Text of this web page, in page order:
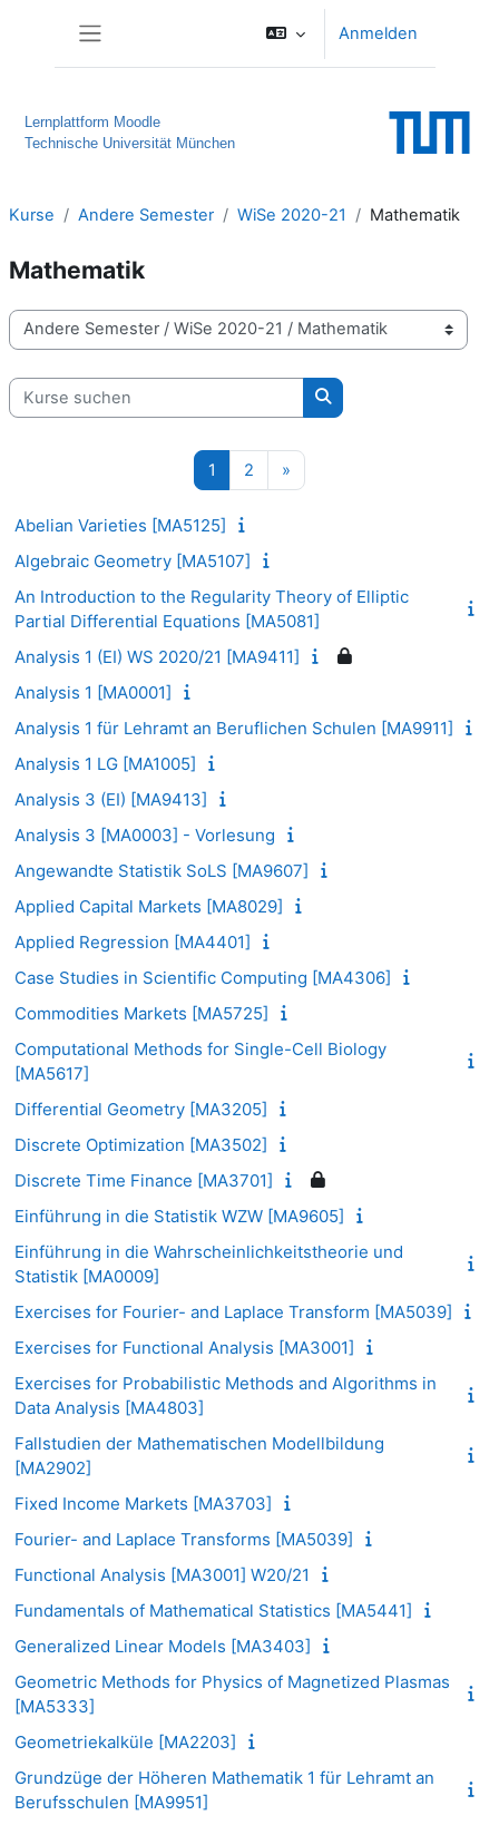
Anmelden
Lernplattform Moodle
Technische Universität München
Kurse Andere Semester WiSe 2020-21 Mathematik
Mathematik
Kursbereiche
Kurse suchen
Kurse suchen
1 Seite 1
2 Seite 2
»
Abelian Varieties [MA5125]
Algebraic Geometry [MA5107]
An Introduction to the Regularity Theory of Elliptic
Partial Differential Equations [MA5081]
Analysis 1 (EI) WS 2020/21 [MA9411]
Analysis 1 [MA0001]
Analysis 1 für Lehramt an Beruflichen Schulen [MA9911]
Analysis 1 LG [MA1005]
Analysis 3 (EI) [MA9413]
Analysis 3 [MA0003] - Vorlesung
Angewandte Statistik SoLS [MA9607]
Applied Capital Markets [MA8029]
Applied Regression [MA4401]
Case Studies in Scientific Computing [MA4306]
Commodities Markets [MA5725]
Computational Methods for Single-Cell Biology
[MA5617]
Differential Geometry [MA3205]
Discrete Optimization [MA3502]
Discrete Time Finance [MA3701]
Einführung in die Statistik WZW [MA9605]
Einführung in die Wahrscheinlichkeitstheorie und
Statistik [MA0009]
Exercises for Fourier- and Laplace Transform [MA5039]
Exercises for Functional Analysis [MA3001]
Exercises for Probabilistic Methods and Algorithms in
Data Analysis [MA4803]
Fallstudien der Mathematischen Modellbildung
[MA2902]
Fixed Income Markets [MA3703]
Fourier- and Laplace Transforms [MA5039]
Functional Analysis [MA3001] W20/21
Fundamentals of Mathematical Statistics [MA5441]
Generalized Linear Models [MA3403]
Geometric Methods for Physics of Magnetized Plasmas
[MA5333]
Geometriekalküle [MA2203]
Grundzüge der Höheren Mathematik 1 für Lehramt an
Berufsschulen [MA9951]